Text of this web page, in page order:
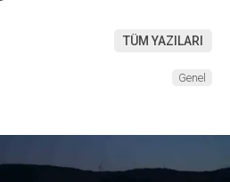
TÜM YAZILARI
Genel